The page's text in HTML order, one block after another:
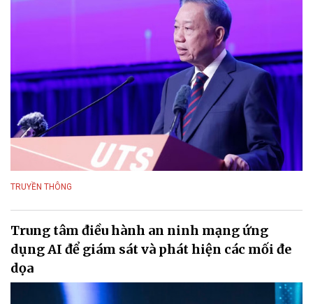
TRUYỀN THÔNG
Trung tâm điều hành an ninh mạng ứng
dụng AI để giám sát và phát hiện các mối đe
dọa